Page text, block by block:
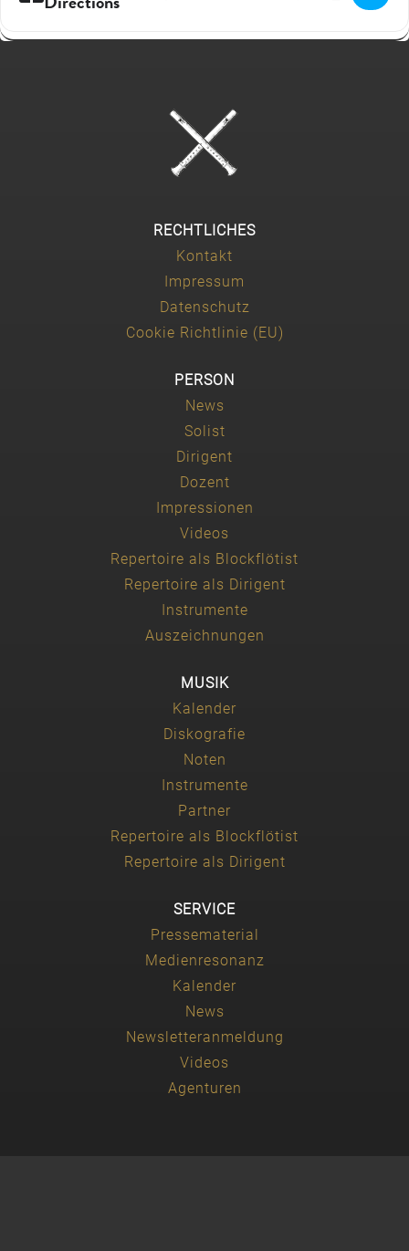
RECHTLICHES
Kontakt
Impressum
Datenschutz
Cookie Richtlinie (EU)
PERSON
News
Solist
Dirigent
Dozent
Impressionen
Videos
Repertoire als Blockflötist
Repertoire als Dirigent
Instrumente
Auszeichnungen
MUSIK
Kalender
Diskografie
Noten
Instrumente
Partner
Repertoire als Blockflötist
Repertoire als Dirigent
SERVICE
Pressematerial
Medienresonanz
Kalender
News
Newsletteranmeldung
Videos
Agenturen